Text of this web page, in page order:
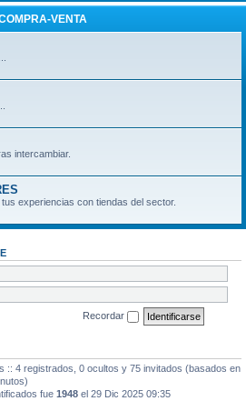
VENTA
intercambiar.
experiencias con tiendas del sector.
Recordar
:: 4 registrados, 0 ocultos y 75 invitados (basados en
fue 1948 el 29 Dic 2025 09:35